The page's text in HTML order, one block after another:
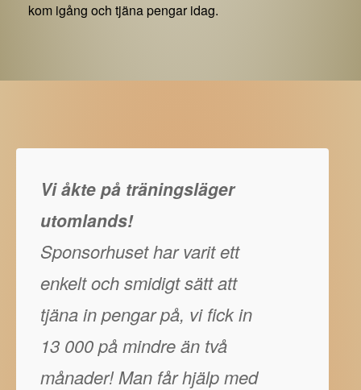
kom igång och tjäna pengar idag.
Vi åkte på träningsläger
utomlands!
Sponsorhuset har varit ett
enkelt och smidigt sätt att
tjäna in pengar på, vi fick in
13 000 på mindre än två
månader! Man får hjälp med